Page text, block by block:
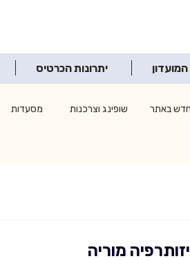
יתרונות הכרטיס
חדש באתר שופינג וצרכנות מסעדות
מוריה